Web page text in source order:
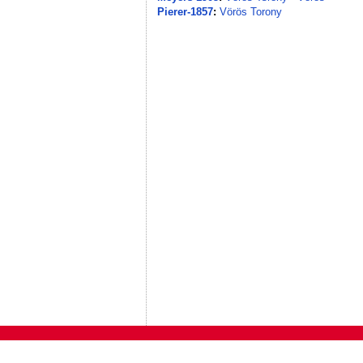
Pierer-1857: Vörös Torony